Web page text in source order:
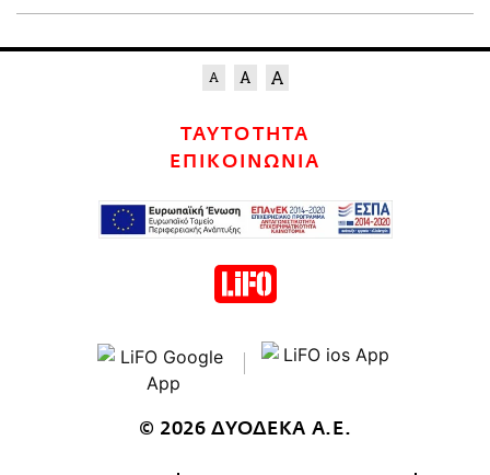
ΤΑΥΤΟΤΗΤΑ
ΕΠΙΚΟΙΝΩΝΙΑ
© 2026 ΔΥΟΔΕΚΑ Α.Ε.